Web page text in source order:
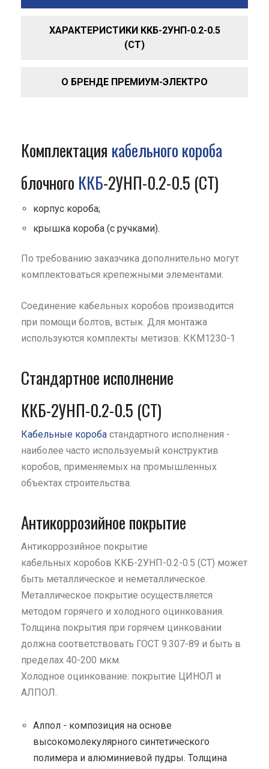
ХАРАКТЕРИСТИКИ ККБ-2УНП-0.2-0.5
(СТ)
О БРЕНДЕ ПРЕМИУМ-ЭЛЕКТРО
Комплектация кабельного короба
блочного ККБ-2УНП-0.2-0.5 (СТ)
корпус короба;
крышка короба (с ручками).
По требованию заказчика дополнительно могут
комплектоваться крепежными элементами.
Соединение кабельных коробов производится
при помощи болтов, встык. Для монтажа
используются комплекты метизов: ККМ1230-1
Стандартное исполнение
ККБ-2УНП-0.2-0.5 (СТ)
Кабельные короба стандартного исполнения -
наиболее часто используемый конструктив
коробов, применяемых на промышленных
объектах строительства.
Антикоррозийное покрытие
Антикоррозийное покрытие
кабельных коробов ККБ-2УНП-0.2-0.5 (СТ) может
быть металлическое и неметаллическое.
Металлическое покрытие осуществляется
методом горячего и холодного оцинкования.
Толщина покрытия при горячем цинковании
должна соответствовать ГОСТ 9.307-89 и быть в
пределах 40-200 мкм.
Холодное оцинкование: покрытие ЦИНОЛ и
АЛПОЛ.
Алпол - композиция на основе
высокомолекулярного синтетического
полимера и алюминиевой пудры. Толщина